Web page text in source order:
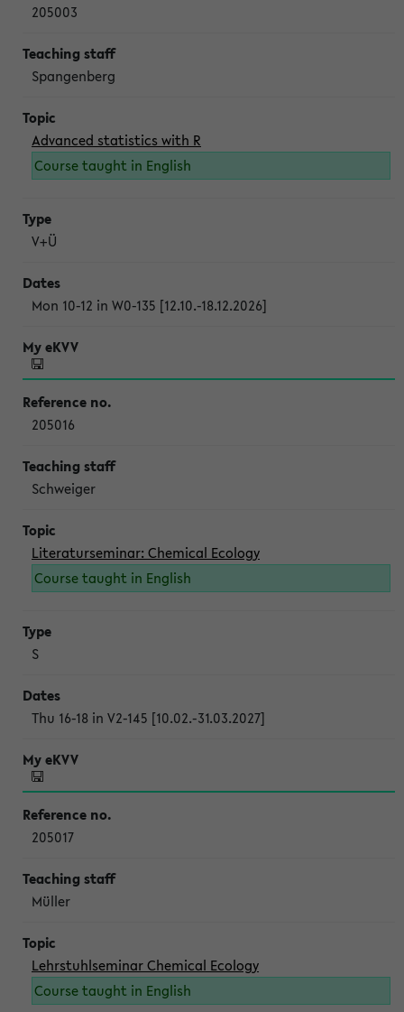
205003
Spangenberg
Advanced statistics with R
Course taught in English
V+Ü
Mon 10-12 in W0-135 [12.10.-18.12.2026]
205016
Schweiger
Literaturseminar: Chemical Ecology
Course taught in English
S
Thu 16-18 in V2-145 [10.02.-31.03.2027]
205017
Müller
Lehrstuhlseminar Chemical Ecology
Course taught in English